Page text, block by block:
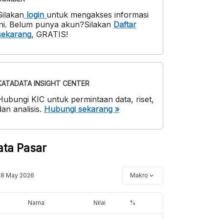
login untuk mengakses informasi
. Belum punya akun?Silakan Daftar
, GRATIS!
INSIGHT CENTER
KIC untuk permintaan data, riset,
analisis. Hubungi sekarang »
Pasar
May 2026 Makro
Nama Nilai %